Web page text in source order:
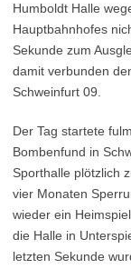
Humboldt Halle
Hauptbahnhofes
Sekunde zum
damit verbunden
Schweinfurt 09.
Der Tag startete
Bombenfund in
Sporthalle plötzlich
vier Monaten
wieder ein
die Halle in
letzten Sekunde